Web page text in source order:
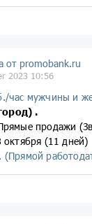
от promobank.ru
2023 10:56
час мужчины и
.
продажи
октября (11 дней)